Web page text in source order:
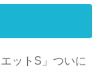
ットS」ついに